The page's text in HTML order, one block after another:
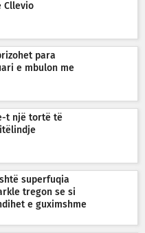
Cllevio
para
e mbulon me
t një tortë të
superfuqia
tregon se si
e guximshme